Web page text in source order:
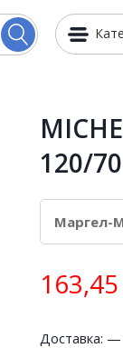
120/
163,45
Доставка: —